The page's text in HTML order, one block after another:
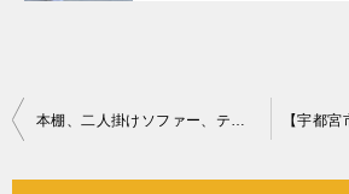
投
本棚、二人掛けソファー、テレビ台等の回収・処分ご依頼 お客様の声